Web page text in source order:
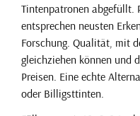
Tintenpatronen abgefüllt.
entsprechen neusten
Forschung. Qualität, mit
gleichziehen können und
Preisen. Eine echte
oder Billigsttinten.